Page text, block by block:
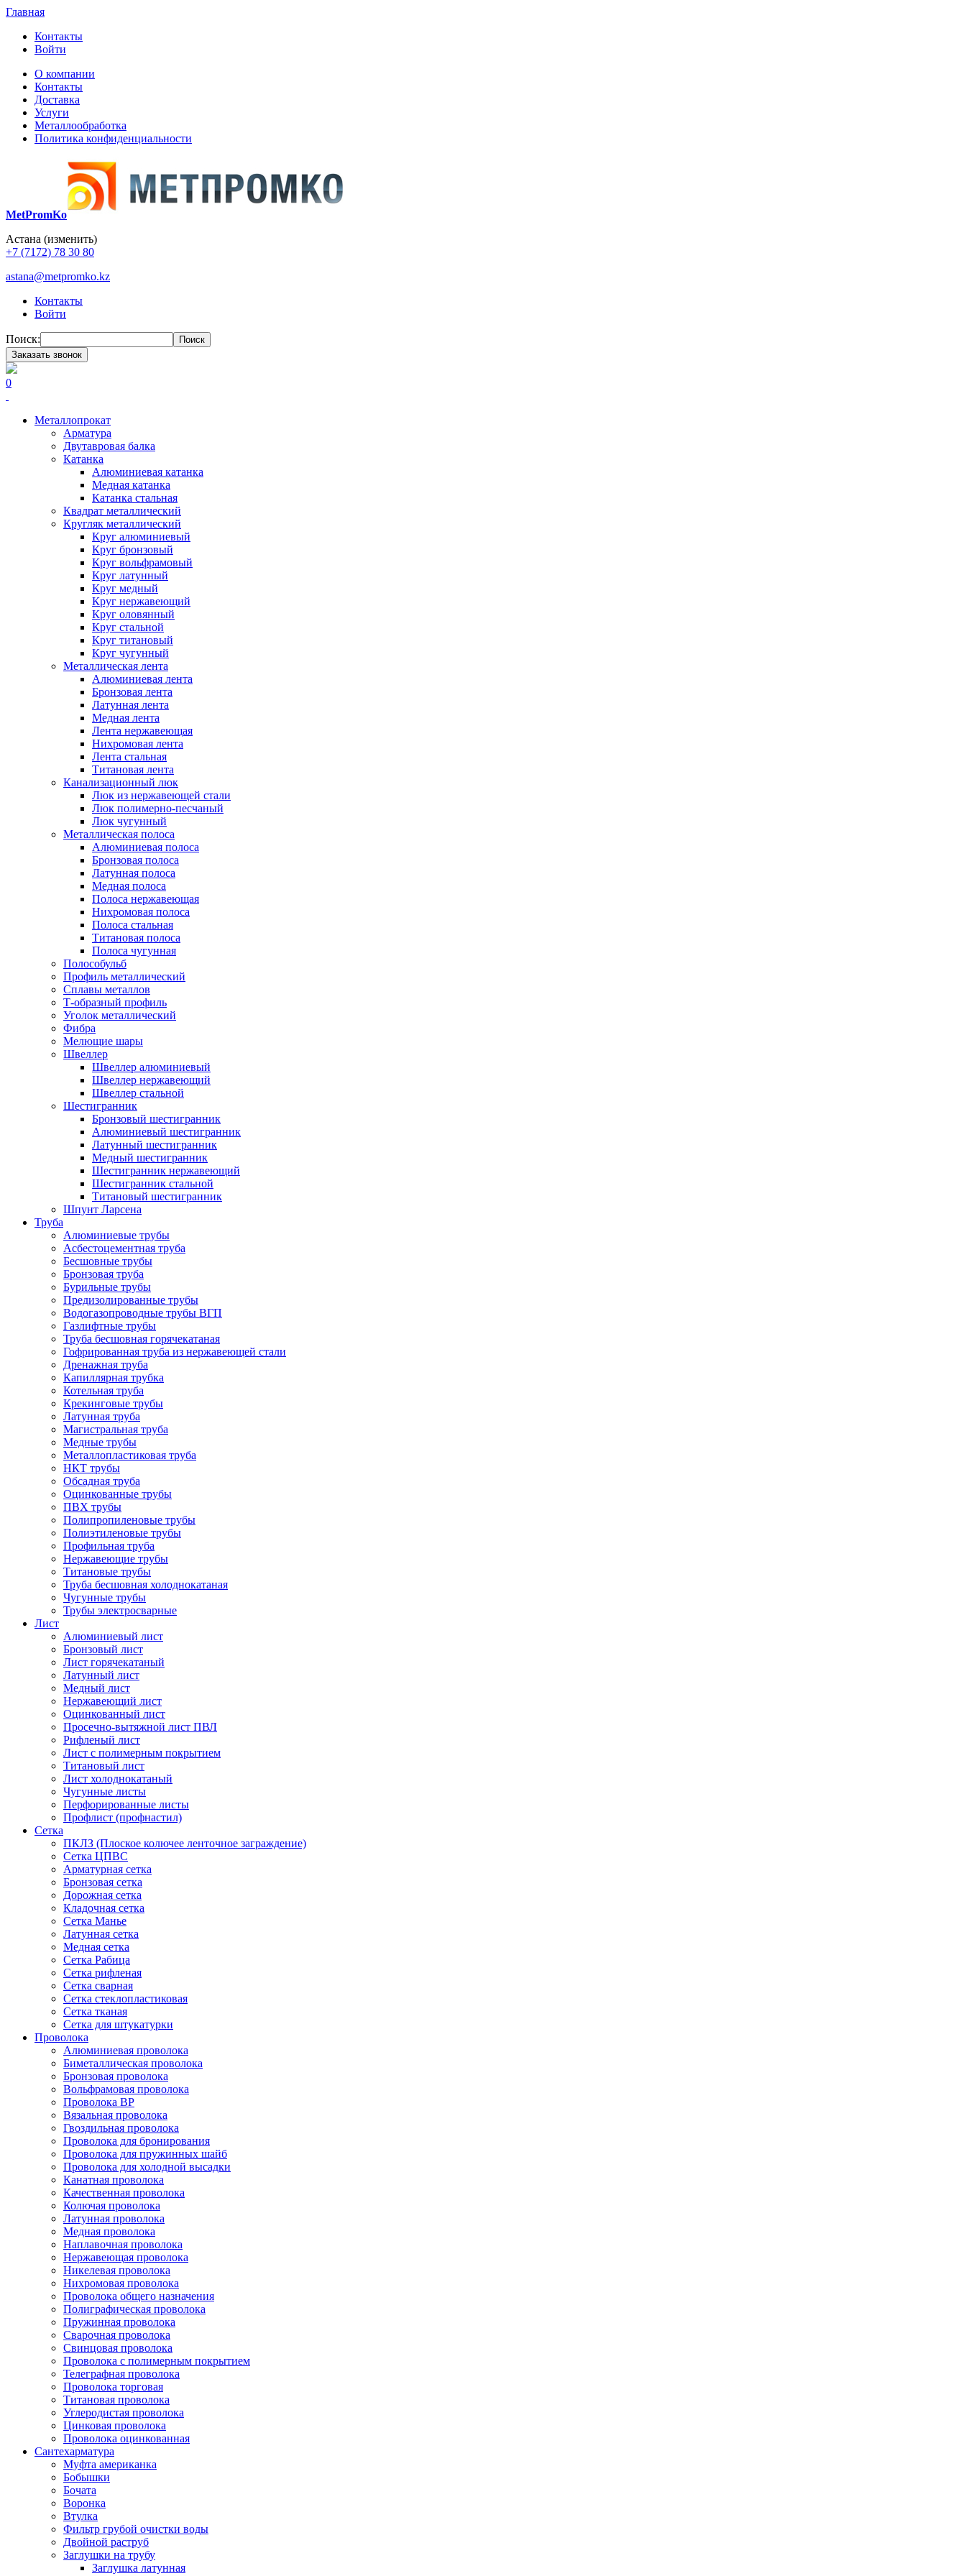
Главная
Контакты
Войти
О компании
Контакты
Доставка
Услуги
Металлообработка
Политика конфиденциальности
MetPromKo
Астана (изменить)
+7 (7172) 78 30 80
astana@metpromko.kz
Контакты
Войти
Поиск:
Поиск
Заказать звонок
0
Металлопрокат
Арматура
Двутавровая балка
Катанка
Алюминиевая катанка
Медная катанка
Катанка стальная
Квадрат металлический
Кругляк металлический
Круг алюминиевый
Круг бронзовый
Круг вольфрамовый
Круг латунный
Круг медный
Круг нержавеющий
Круг оловянный
Круг стальной
Круг титановый
Круг чугунный
Металлическая лента
Алюминиевая лента
Бронзовая лента
Латунная лента
Медная лента
Лента нержавеющая
Нихромовая лента
Лента стальная
Титановая лента
Канализационный люк
Люк из нержавеющей стали
Люк полимерно-песчаный
Люк чугунный
Металлическая полоса
Алюминиевая полоса
Бронзовая полоса
Латунная полоса
Медная полоса
Полоса нержавеющая
Нихромовая полоса
Полоса стальная
Титановая полоса
Полоса чугунная
Полособульб
Профиль металлический
Сплавы металлов
Т-образный профиль
Уголок металлический
Фибра
Мелющие шары
Швеллер
Швеллер алюминиевый
Швеллер нержавеющий
Швеллер стальной
Шестигранник
Бронзовый шестигранник
Алюминиевый шестигранник
Латунный шестигранник
Медный шестигранник
Шестигранник нержавеющий
Шестигранник стальной
Титановый шестигранник
Шпунт Ларсена
Труба
Алюминиевые трубы
Асбестоцементная труба
Бесшовные трубы
Бронзовая труба
Бурильные трубы
Предизолированные трубы
Водогазопроводные трубы ВГП
Газлифтные трубы
Труба бесшовная горячекатаная
Гофрированная труба из нержавеющей стали
Дренажная труба
Капиллярная трубка
Котельная труба
Крекинговые трубы
Латунная труба
Магистральная труба
Медные трубы
Металлопластиковая труба
НКТ трубы
Обсадная труба
Оцинкованные трубы
ПВХ трубы
Полипропиленовые трубы
Полиэтиленовые трубы
Профильная труба
Нержавеющие трубы
Титановые трубы
Труба бесшовная холоднокатаная
Чугунные трубы
Трубы электросварные
Лист
Алюминиевый лист
Бронзовый лист
Лист горячекатаный
Латунный лист
Медный лист
Нержавеющий лист
Оцинкованный лист
Просечно-вытяжной лист ПВЛ
Рифленый лист
Лист с полимерным покрытием
Титановый лист
Лист холоднокатаный
Чугунные листы
Перфорированные листы
Профлист (профнастил)
Сетка
ПКЛЗ (Плоское колючее ленточное заграждение)
Сетка ЦПВС
Арматурная сетка
Бронзовая сетка
Дорожная сетка
Кладочная сетка
Сетка Манье
Латунная сетка
Медная сетка
Сетка Рабица
Сетка рифленая
Сетка сварная
Сетка стеклопластиковая
Сетка тканая
Сетка для штукатурки
Проволока
Алюминиевая проволока
Биметаллическая проволока
Бронзовая проволока
Вольфрамовая проволока
Проволока ВР
Вязальная проволока
Гвоздильная проволока
Проволока для бронирования
Проволока для пружинных шайб
Проволока для холодной высадки
Канатная проволока
Качественная проволока
Колючая проволока
Латунная проволока
Медная проволока
Наплавочная проволока
Нержавеющая проволока
Никелевая проволока
Нихромовая проволока
Проволока общего назначения
Полиграфическая проволока
Пружинная проволока
Сварочная проволока
Свинцовая проволока
Проволока с полимерным покрытием
Телеграфная проволока
Проволока торговая
Титановая проволока
Углеродистая проволока
Цинковая проволока
Проволока оцинкованная
Сантехарматура
Муфта американка
Бобышки
Бочата
Воронка
Втулка
Фильтр грубой очистки воды
Двойной раструб
Заглушки на трубу
Заглушка латунная